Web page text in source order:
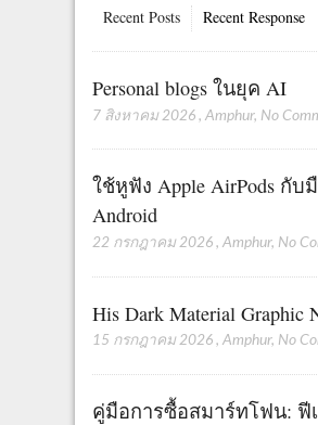
Recent Posts Recent Response
Personal blogs ในยุค AI
7 สิงหาคม 2026 , Amphur, No
ใช้หูฟัง Apple AirPods กับ
Android
22 กรกฎาคม 2026 , Amphur, No
His Dark Material Graphic
15 กรกฎาคม 2026 , Amphur, No
คู่มือการซื้อสมาร์ทโฟน: ฟี